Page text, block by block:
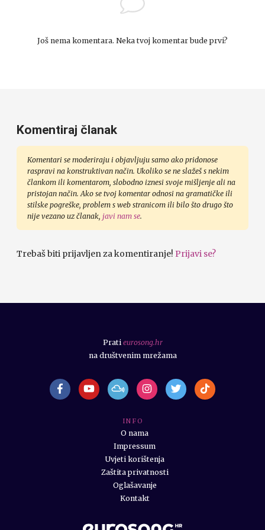
Još nema komentara. Neka tvoj komentar bude prvi?
Komentiraj članak
Komentari se moderiraju i objavljuju samo ako pridonose
raspravi na konstruktivan način. Ukoliko se ne slažeš s nekim
člankom ili komentarom, slobodno iznesi svoje mišljenje ali na
pristojan način. Ako se tvoj komentar odnosi na gramatičke ili
stilske pogreške, problem s web stranicom ili bilo što drugo što
nije vezano uz članak, javi nam se.
Trebaš biti prijavljen za komentiranje! Prijavi se?
I N F O
O nama
Impressum
Uvjeti korištenja
Zaštita privatnosti
Oglašavanje
Kontakt
Prati eurosong.hr
na društvenim mrežama